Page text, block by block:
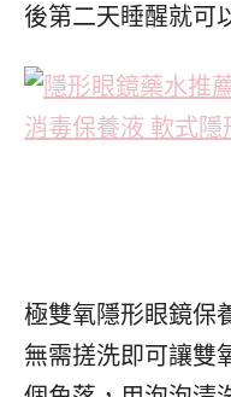
後第二天睡醒就可
極雙氧隱形眼鏡保
無需搓洗即可讓雙